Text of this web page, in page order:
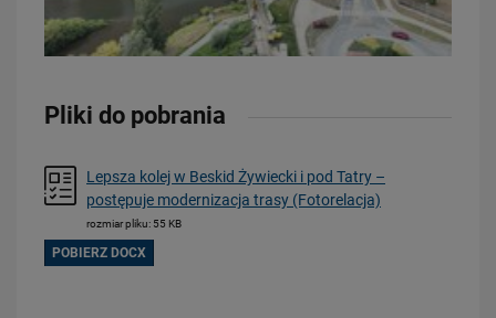
Pliki do pobrania
Lepsza kolej w Beskid Żywiecki i pod Tatry –
postępuje modernizacja trasy (Fotorelacja)
rozmiar pliku: 55 KB
POBIERZ DOCX
PRZECZYTAJ
21.07.2026